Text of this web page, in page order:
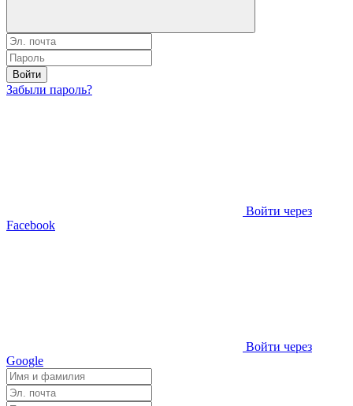
Войти
Забыли пароль?
Войти через
Facebook
Войти через
Google